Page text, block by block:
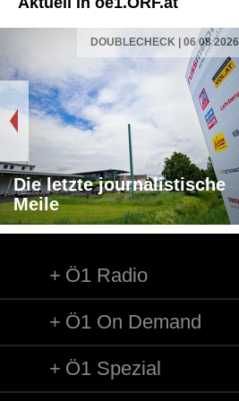
DOUBLECHECK | 06 08 2026
Die letzte journalistische
Meile
Ö1 Radio
Ö1 On Demand
Ö1 Spezial